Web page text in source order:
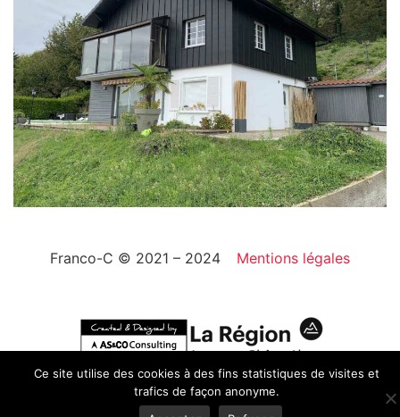
Franco-C © 2021 – 2024 Mentions légales
Ce site utilise des cookies à des fins statistiques de visites et
trafics de façon anonyme.